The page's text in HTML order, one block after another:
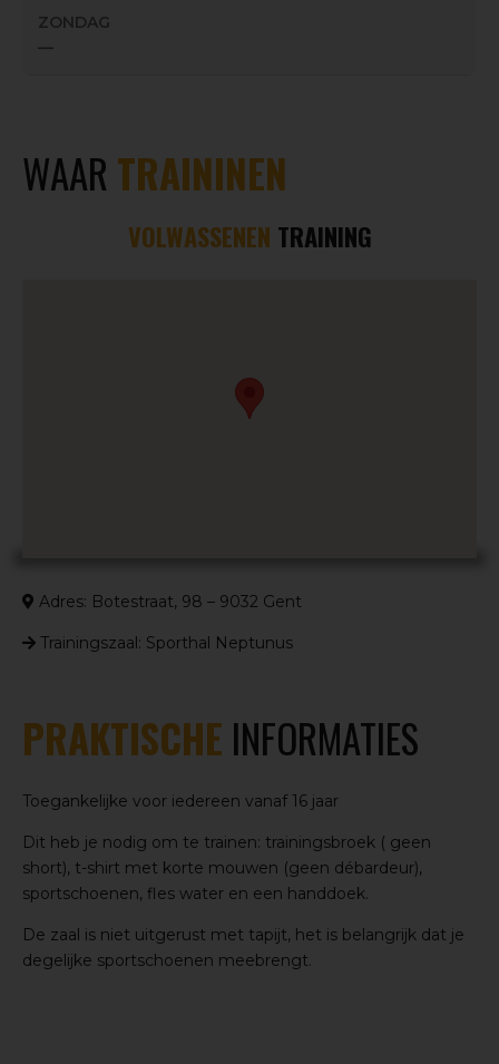
ZONDAG
—
WAAR TRAININEN
VOLWASSENEN TRAINING
Adres: Botestraat, 98 – 9032 Gent
Trainingszaal: Sporthal Neptunus
PRAKTISCHE INFORMATIES
Toegankelijke voor iedereen vanaf 16 jaar
Dit heb je nodig om te trainen: trainingsbroek ( geen
short), t-shirt met korte mouwen (geen débardeur),
sportschoenen, fles water en een handdoek.
De zaal is niet uitgerust met tapijt, het is belangrijk dat je
degelijke sportschoenen meebrengt.